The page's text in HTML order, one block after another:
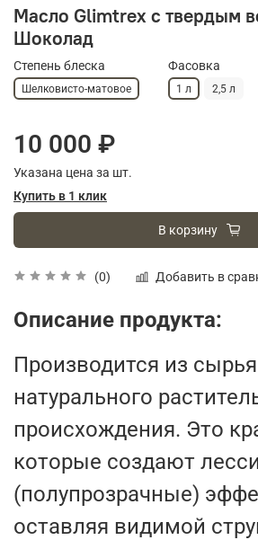
Масло Glimtrex с твердым
Шоколад
(0) Добавить в
Степень блеска
Шелковисто-матовое
Фасовка
1 л 2,5 л
10 000 ₽
Указана цена за шт.
Купить в 1 клик
В корзину
Описание продукта:
Производится из сырья
натурального
происхождения. Это
которые создают
(полупрозрачные)
оставляя видимой